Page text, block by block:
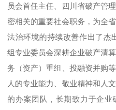
员会首任主任、四川省破产管
密相关的重要社会职务，为全
法治环境的持续改善作出了杰
组专业委员会深耕企业破产清
务（资产）重组、投融资并购
人的专业能力、敬业精神和人
的办案团队，长期致力于企业